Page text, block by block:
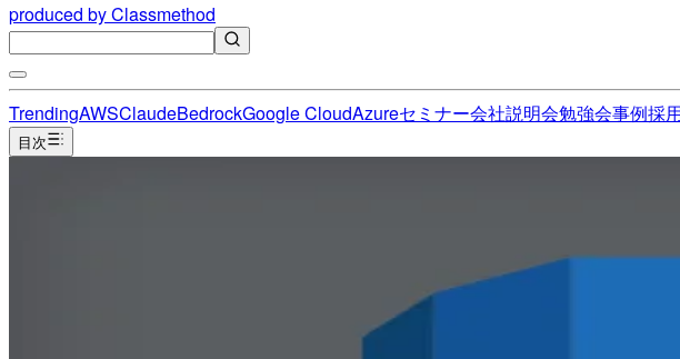
produced by Classmethod
TrendingAWSClaudeBedrockGoogle CloudAzureセミナー会社説明会勉強会事例採
目次